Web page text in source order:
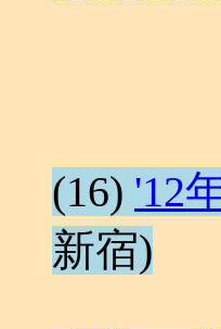
(16) '12
新宿)